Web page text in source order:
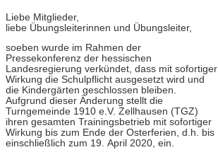
Liebe Mitglieder,
liebe Übungsleiterinnen und Übungsleiter,
soeben wurde im Rahmen der
Pressekonferenz der hessischen
Landesregierung verkündet, dass mit sofortiger
Wirkung die Schulpflicht ausgesetzt wird und
die Kindergärten geschlossen bleiben.
Aufgrund dieser Änderung stellt die
Turngemeinde 1910 e.V. Zellhausen (TGZ)
ihren gesamten Trainingsbetrieb mit sofortiger
Wirkung bis zum Ende der Osterferien, d.h. bis
einschließlich zum 19. April 2020, ein.